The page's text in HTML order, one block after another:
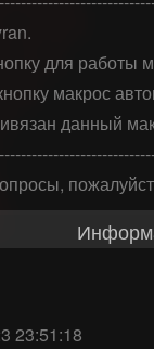
для работы
макрос
данный
23:51:18